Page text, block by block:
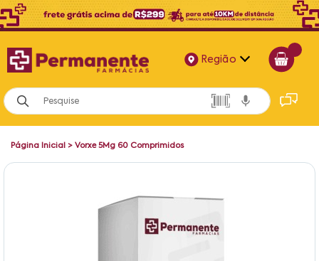
Região
Alagoas
Bahia
Página Inicial > Vorxe 5Mg 60 Comprimidos